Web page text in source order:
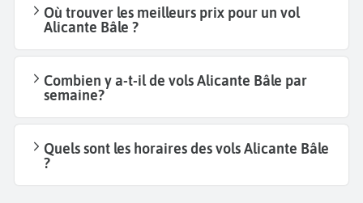
Où trouver les meilleurs prix pour un vol
Alicante Bâle ?
Combien y a-t-il de vols Alicante Bâle par
semaine?
Quels sont les horaires des vols Alicante Bâle
?